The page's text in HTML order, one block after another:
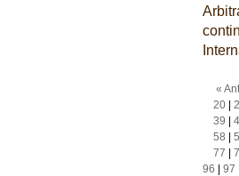
«
20|
39
58
77
96
97